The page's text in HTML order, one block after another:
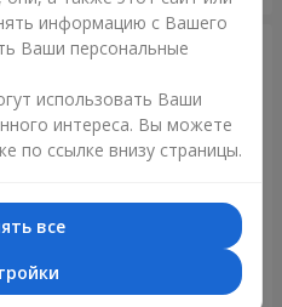
Коллекция шариков
информацию с Вашего
Ваши персональные
использовать Ваши
интереса. Вы можете
по ссылке внизу страницы.
все